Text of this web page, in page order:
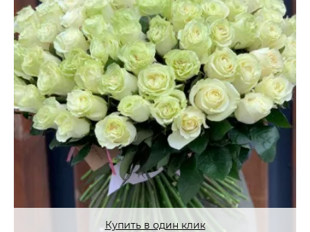
Купить в один клик